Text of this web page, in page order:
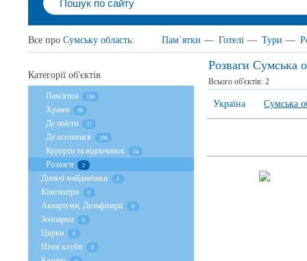
Все про Сумську область: Пам`ятки — Готелі — Тури —
Розваги Сумська
Всього об'єктів: 2
Україна Сумська
Категорії об'єктів
Пам'ятки 156
Храми 98
Де поїсти 17
Де оселитися 296
Курорти та відпочинок 24
Розваги 2
Дитячі майданчики 1
Кінотеатри 0
Акваріуми, Дельфінарії 0
Зоопарки 0
Цирки 0
Нічні клуби 0